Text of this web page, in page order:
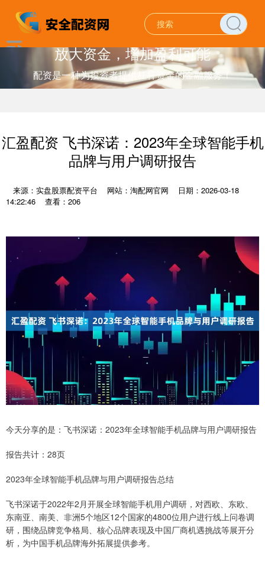
放大资金，增加盈利可能
配资是一种为投资者提供杠杆资金的金融服务！
汇盈配资 飞书深诺：2023年全球智能手机
品牌与用户调研报告
来源：实盘股票配资平台 网站：淘配网官网
日期：2026-03-18
14:22:46
查看：206
今天分享的是：飞书深诺：2023年全球智能手机品牌与用户调研报告
报告共计：28页
2023年全球智能手机品牌与用户调研报告总结
飞书深诺于2022年2月开展全球智能手机用户调研，对西欧、东欧、
东南亚、南美、非洲5个地区12个国家的4800位用户进行线上问卷调
研，围绕品牌竞争格局、核心品牌表现及中国厂商机遇挑战等展开分
析，为中国手机品牌海外拓展提供参考。